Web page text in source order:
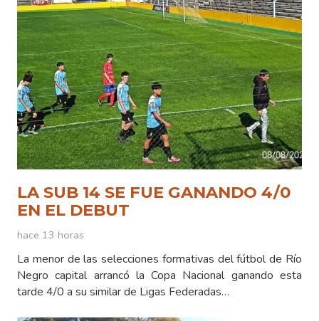
LA SUB 14 SE FUE GANANDO 4/0
EN EL DEBUT
hace 13 horas
La menor de las selecciones formativas del fútbol de Río
Negro capital arrancó la Copa Nacional ganando esta
tarde 4/0 a su similar de Ligas Federadas…